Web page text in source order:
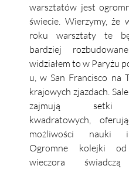
warsztatów jest
świecie. Wierzymy, że
roku warsztaty te
bardziej
widziałem to w Paryżu
u, w San Francisco na
krajowych zjazdach.
zajmują setki
kwadratowych,
możliwości nauki
Ogromne kolejki
wieczora